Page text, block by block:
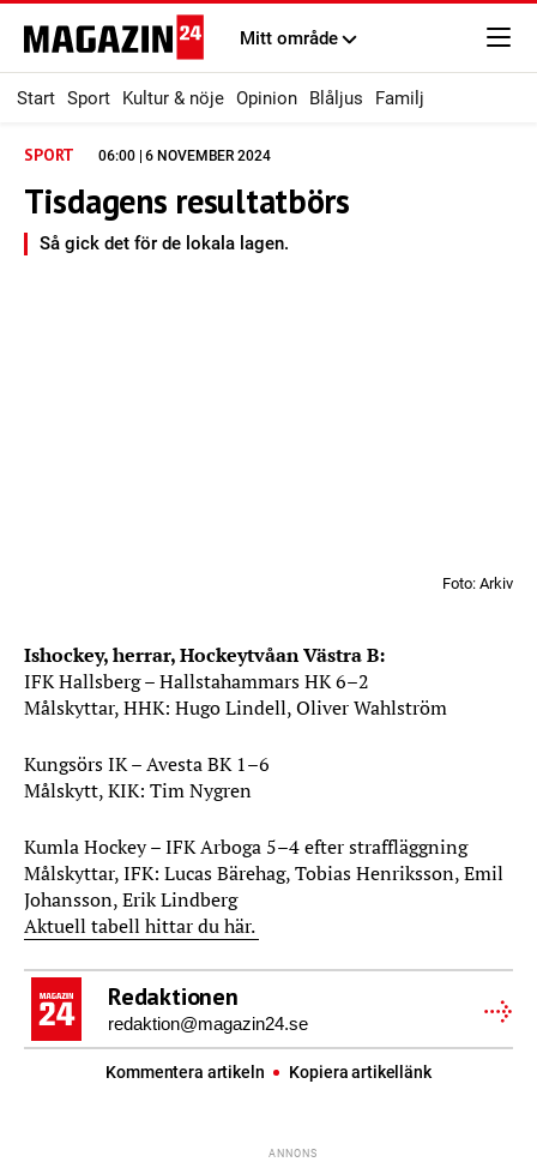
Mitt område
Start Sport Kultur & nöje Opinion Blåljus Familj
SPORT 06:00 | 6 NOVEMBER 2024
Tisdagens resultatbörs
Så gick det för de lokala lagen.
Foto: Arkiv
Ishockey, herrar, Hockeytvåan Västra B:
IFK Hallsberg – Hallstahammars HK 6–2
Målskyttar, HHK: Hugo Lindell, Oliver Wahlström
Kungsörs IK – Avesta BK 1–6
Målskytt, KIK: Tim Nygren
Kumla Hockey – IFK Arboga 5–4 efter straffläggning
Målskyttar, IFK: Lucas Bärehag, Tobias Henriksson, Emil
Johansson, Erik Lindberg
Aktuell tabell hittar du här.
Redaktionen
redaktion@magazin24.se
Kommentera artikeln Kopiera artikellänk